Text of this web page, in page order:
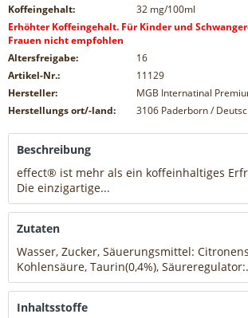
Koffeingehalt: 32 mg/100ml
Erhöhter Koffeingehalt. Für Kinder und
Frauen nicht empfohlen
Altersfreigabe:
16
Artikel-Nr.:
11129
Hersteller:
MGB Internatinal
Herstellungs ort/-land:
3106 Paderborn /
Beschreibung
effect® ist mehr als ein koffeinhaltiges
Die einzigartige...
Zutaten
Wasser, Zucker, Säuerungsmittel:
Kohlensäure, Taurin(0,4%),
Inhaltsstoffe